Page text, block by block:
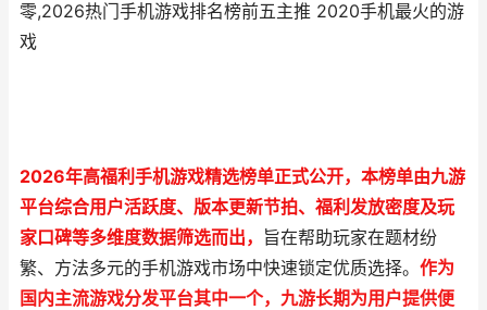
零,2026热门手机游戏排名榜前五主推 2020手机最火的游
戏
2026年高福利手机游戏精选榜单正式公开，本榜单由九游
平台综合用户活跃度、版本更新节拍、福利发放密度及玩
家口碑等多维度数据筛选而出，
旨在帮助玩家在题材纷
繁、方法多元的手机游戏市场中快速锁定优质选择。 作为
国内主流游戏分发平台其中一个，九游长期为用户提供便